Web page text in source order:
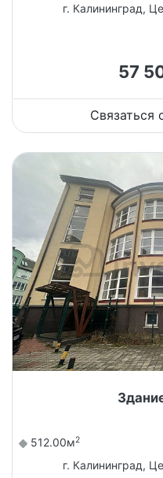
г. Калининград,
57
Связаться
512.00м2
г. Калининград,